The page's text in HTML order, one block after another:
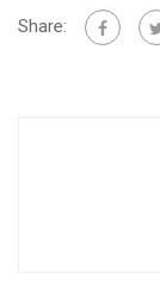
Share: